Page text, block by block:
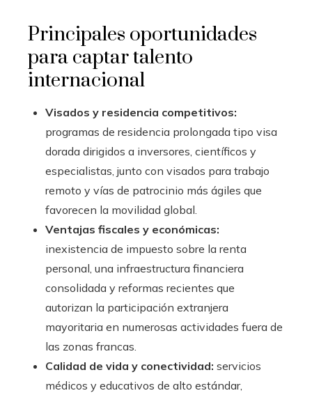
Principales oportunidades
para captar talento
internacional
Visados y residencia competitivos:
programas de residencia prolongada tipo visa
dorada dirigidos a inversores, científicos y
especialistas, junto con visados para trabajo
remoto y vías de patrocinio más ágiles que
favorecen la movilidad global.
Ventajas fiscales y económicas:
inexistencia de impuesto sobre la renta
personal, una infraestructura financiera
consolidada y reformas recientes que
autorizan la participación extranjera
mayoritaria en numerosas actividades fuera de
las zonas francas.
Calidad de vida y conectividad: servicios
médicos y educativos de alto estándar,